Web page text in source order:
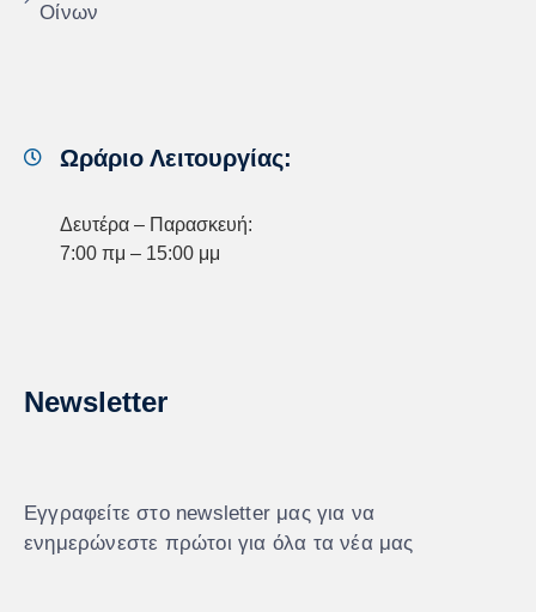
Οίνων
Ωράριο Λειτουργίας:
Δευτέρα – Παρασκευή:
7:00 πμ – 15:00 μμ
Newsletter
Εγγραφείτε στο newsletter μας για να
ενημερώνεστε πρώτοι για όλα τα νέα μας